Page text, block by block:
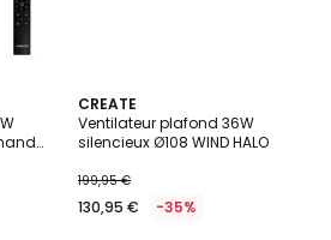
CREATE
Ventilateur plafond 36W
silencieux Ø108 WIND HALO
199,95 €
130,95 € -35%